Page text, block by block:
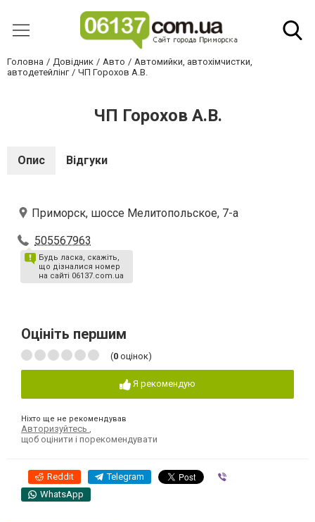
Головна Довідник Авто
Автомийки, автохімчистки,
автодетейлінг
ЧП Горохов А.В.
ЧП Горохов А.В.
Опис Відгуки
Приморск, шоссе Мелитопольское, 7-а
505567963
Будь ласка, скажіть,
що дізналися номер
на сайті 06137.com.ua
Оцініть першим
(0 оцінок)
Я рекомендую
Ніхто ще не рекомендував
Авторизуйтесь
щоб оцінити і порекомендувати
Reddit Telegram
WhatsApp